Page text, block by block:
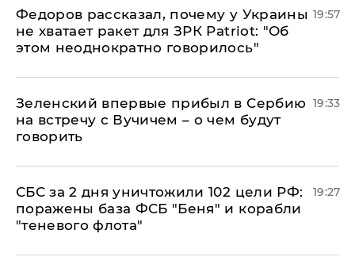
Федоров рассказал, почему у Украины
не хватает ракет для ЗРК Patriot: "Об
этом неоднократно говорилось"
19:57
Зеленский впервые прибыл в Сербию
на встречу с Вучичем – о чем будут
говорить
19:33
СБС за 2 дня уничтожили 102 цели РФ:
поражены база ФСБ "Беня" и корабли
"теневого флота"
19:27